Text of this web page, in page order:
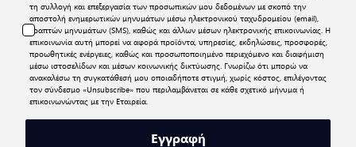
τη συλλογή και επεξεργασία των προσωπικών μου δεδομένων με σκοπό την
αποστολή ενημερωτικών μηνυμάτων μέσω ηλεκτρονικού ταχυδρομείου (email),
γραπτών μηνυμάτων (SMS), καθώς και άλλων μέσων ηλεκτρονικής επικοινωνίας. Η
επικοινωνία αυτή μπορεί να αφορά προϊόντα, υπηρεσίες, εκδηλώσεις, προσφορές,
προωθητικές ενέργειες, καθώς και προσωποποιημένο περιεχόμενο και διαφήμιση
μέσω ιστοσελίδων και μέσων κοινωνικής δικτύωσης. Γνωρίζω ότι μπορώ να
ανακαλέσω τη συγκατάθεσή μου οποιαδήποτε στιγμή, χωρίς κόστος, επιλέγοντας
τον σύνδεσμο «Unsubscribe» που περιλαμβάνεται σε κάθε σχετικό μήνυμα ή
επικοινωνώντας με την Εταιρεία.
Εγγραφή